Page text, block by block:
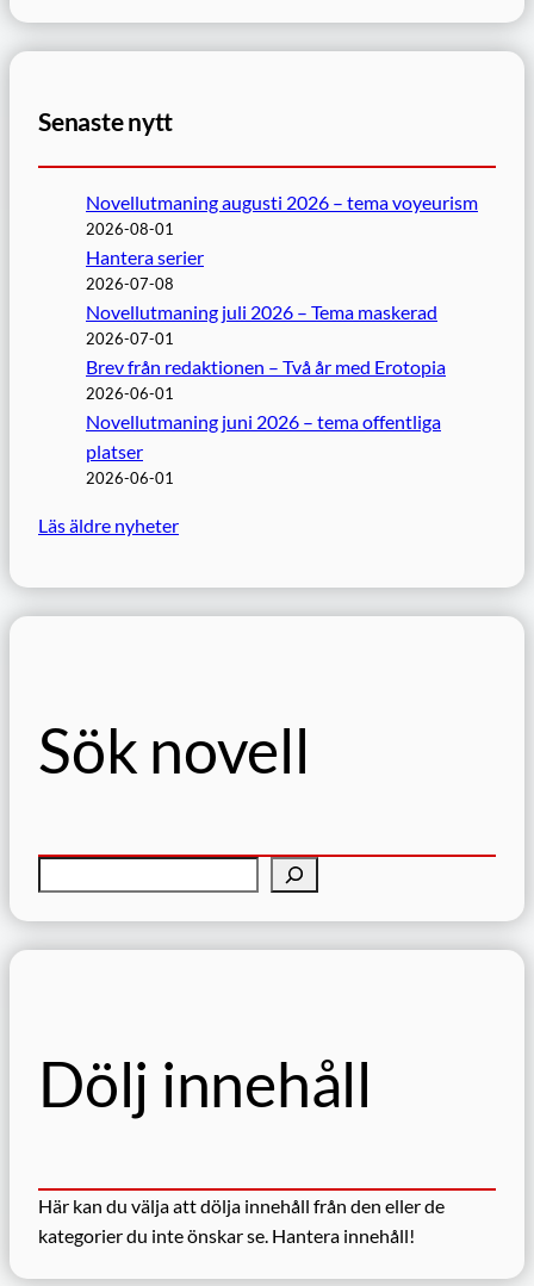
Senaste nytt
Novellutmaning augusti 2026 – tema voyeurism
2026-08-01
Hantera serier
2026-07-08
Novellutmaning juli 2026 – Tema maskerad
2026-07-01
Brev från redaktionen – Två år med Erotopia
2026-06-01
Novellutmaning juni 2026 – tema offentliga
platser
2026-06-01
Läs äldre nyheter
Sök novell
Dölj innehåll
Här kan du välja att dölja innehåll från den eller de
kategorier du inte önskar se. Hantera innehåll!